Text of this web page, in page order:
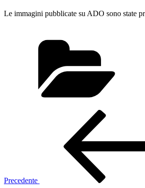
Le immagini pubblicate su ADO sono state
Precedente